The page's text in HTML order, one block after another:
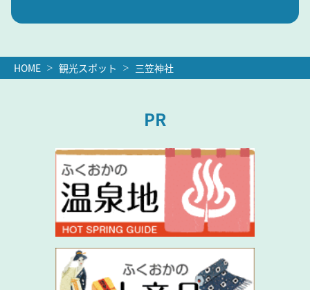
HOME 観光スポット 三笠神社
PR